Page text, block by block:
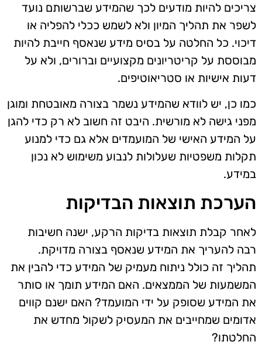
צריכים להיות מודעים לכך שהמידע שברשותם נועד
לשפר את תהליך המיון ולא לשמש ככלי להפליה או
דיכוי. כל החלטה על בסיס מידע שנאסף חייבת להיות
מבוססת על קריטריונים מקצועיים וברורים, ולא על
דעות אישיות או סטריאוטיפים.
כמו כן, יש לוודא שהמידע נשמר בצורה מאובטחת ומוגן
מפני גישה לא מורשית. היבט זה חשוב לא רק כדי להגן
על המידע האישי של המועמדים אלא גם כדי למנוע
תקלות משפטיות שעלולות לנבוע משימוש לא נכון
במידע.
הערכת תוצאות הבדיקות
לאחר קבלת תוצאות בדיקות הרקע, ישנה חשיבות
רבה להעריך את המידע שנאסף בצורה מדויקת.
תהליך זה כולל ניתוח מעמיק של המידע כדי להבין את
המשמעות של הממצאים. האם המידע תומך או סותר
את המידע שסופק על ידי המועמד? האם ישנם קווים
אדומים שמחייבים את המעסיק לשקול מחדש את
החלטתו?